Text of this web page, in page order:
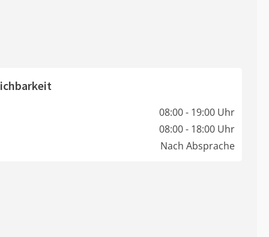
08:00 - 19:00 Uhr
08:00 - 18:00 Uhr
Nach Absprache